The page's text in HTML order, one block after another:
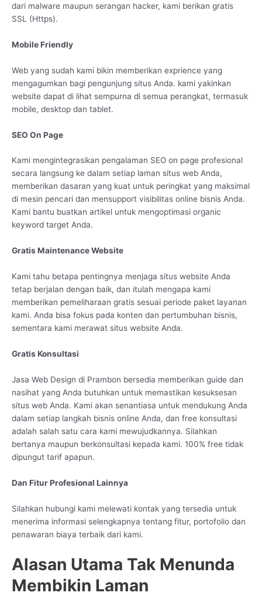
dari malware maupun serangan hacker, kami berikan gratis
SSL (Https).
Mobile Friendly
Web yang sudah kami bikin memberikan exprience yang
mengagumkan bagi pengunjung situs Anda. kami yakinkan
website dapat di lihat sempurna di semua perangkat, termasuk
mobile, desktop dan tablet.
SEO On Page
Kami mengintegrasikan pengalaman SEO on page profesional
secara langsung ke dalam setiap laman situs web Anda,
memberikan dasaran yang kuat untuk peringkat yang maksimal
di mesin pencari dan mensupport visibilitas online bisnis Anda.
Kami bantu buatkan artikel untuk mengoptimasi organic
keyword target Anda.
Gratis Maintenance Website
Kami tahu betapa pentingnya menjaga situs website Anda
tetap berjalan dengan baik, dan itulah mengapa kami
memberikan pemeliharaan gratis sesuai periode paket layanan
kami. Anda bisa fokus pada konten dan pertumbuhan bisnis,
sementara kami merawat situs website Anda.
Gratis Konsultasi
Jasa Web Design di Prambon bersedia memberikan guide dan
nasihat yang Anda butuhkan untuk memastikan kesuksesan
situs web Anda. Kami akan senantiasa untuk mendukung Anda
dalam setiap langkah bisnis online Anda, dan free konsultasi
adalah salah satu cara kami mewujudkannya. Silahkan
bertanya maupun berkonsultasi kepada kami. 100% free tidak
dipungut tarif apapun.
Dan Fitur Profesional Lainnya
Silahkan hubungi kami melewati kontak yang tersedia untuk
menerima informasi selengkapnya tentang fitur, portofolio dan
penawaran biaya terbaik dari kami.
Alasan Utama Tak Menunda
Membikin Laman